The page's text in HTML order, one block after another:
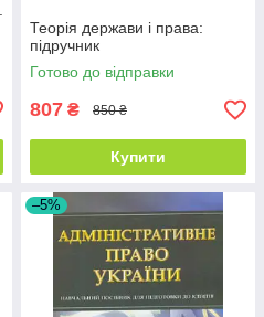
Теорія держави і права:
підручник
Готово до відправки
807 ₴ 850 ₴
Купити
–5%